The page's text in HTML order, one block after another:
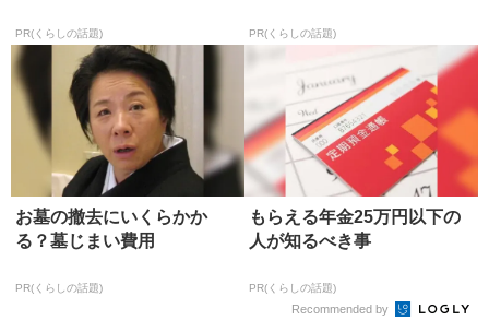
PR(くらしの話題) PR(くらしの話題)
お墓の撤去にいくらかか
る？墓じまい費用
PR(くらしの話題)
もらえる年金25万円以下の
人が知るべき事
PR(くらしの話題)
Recommended by